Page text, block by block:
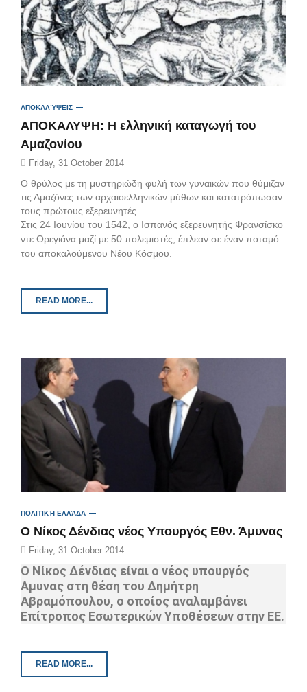
ΑΠΟΚΑΛΎΨΕΙΣ
AΠΟΚΑΛΥΨΗ: H ελληνική καταγωγή του
Αμαζονίου
Friday, 31 October 2014
Ο θρύλος με τη μυστηριώδη φυλή των γυναικών που θύμιζαν
τις Αμαζόνες των αρχαιοελληνικών μύθων και κατατρόπωσαν
τους πρώτους εξερευνητές
Στις 24 Ιουνίου του 1542, ο Ισπανός εξερευνητής Φρανσίσκο
ντε Ορεγιάνα μαζί με 50 πολεμιστές, έπλεαν σε έναν ποταμό
του αποκαλούμενου Νέου Κόσμου.
READ MORE...
ΠΟΛΙΤΙΚΉ ΕΛΛΆΔΑ
O Nίκος Δένδιας νέος Υπουργός Εθν. Άμυνας
Friday, 31 October 2014
Ο Νίκος Δένδιας είναι ο νέος υπουργός
Αμυνας στη θέση του Δημήτρη
Αβραμόπουλου, ο οποίος αναλαμβάνει
Επίτροπος Εσωτερικών Υποθέσεων στην ΕΕ.
READ MORE...